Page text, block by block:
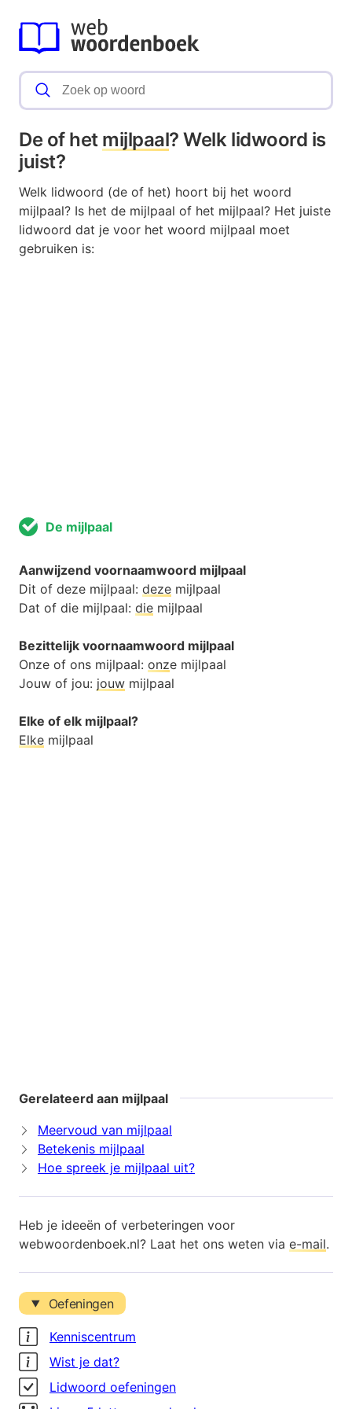
De of het mijlpaal? Welk lidwoord is
juist?
Welk lidwoord (de of het) hoort bij het woord
mijlpaal? Is het de mijlpaal of het mijlpaal? Het juiste
lidwoord dat je voor het woord mijlpaal moet
gebruiken is:
De mijlpaal
Aanwijzend voornaamwoord mijlpaal
Dit of deze mijlpaal: deze mijlpaal
Dat of die mijlpaal: die mijlpaal
Bezittelijk voornaamwoord mijlpaal
Onze of ons mijlpaal: onze mijlpaal
Jouw of jou: jouw mijlpaal
Elke of elk mijlpaal?
Elke mijlpaal
Gerelateerd aan mijlpaal
Meervoud van mijlpaal
Betekenis mijlpaal
Hoe spreek je mijlpaal uit?
Heb je ideeën of verbeteringen voor
webwoordenboek.nl? Laat het ons weten via e-mail.
Oefeningen
Kenniscentrum
Wist je dat?
Lidwoord oefeningen